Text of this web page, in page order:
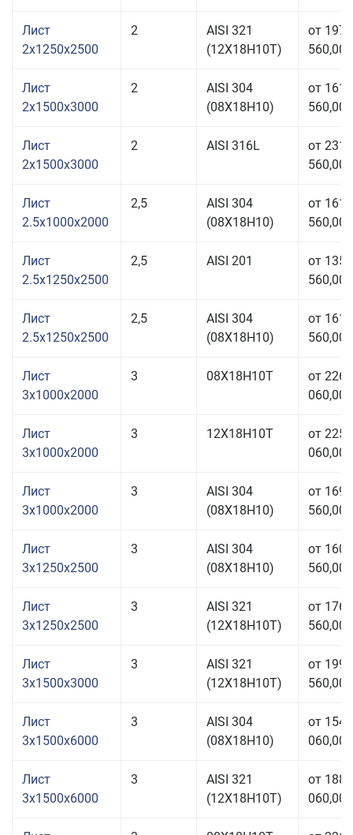
Лист
2x1250x2500
2
AISI 321
(12Х18Н10Т)
от 197
560,00
Лист
2x1500x3000
2
AISI 304
(08Х18Н10)
от 161
560,00
Лист
2x1500x3000
2 AISI 316L
от 231
560,00
Лист
2.5x1000x2000
2,5
AISI 304
(08Х18Н10)
от 161
560,00
Лист
2.5x1250x2500
2,5 AISI 201
от 135
560,00
Лист
2.5x1250x2500
2,5
AISI 304
(08Х18Н10)
от 161
560,00
Лист
3x1000x2000
3 08Х18Н10Т
от 226
060,00
Лист
3x1000x2000
3 12Х18Н10Т
от 225
060,00
Лист
3x1000x2000
3
AISI 304
(08Х18Н10)
от 169
560,00
Лист
3x1250x2500
3
AISI 304
(08Х18Н10)
от 160
560,00
Лист
3x1250x2500
3
AISI 321
(12Х18Н10Т)
от 176
560,00
Лист
3x1500x3000
3
AISI 321
(12Х18Н10Т)
от 199
560,00
Лист
3x1500x6000
3
AISI 304
(08Х18Н10)
от 154
060,00
Лист
3x1500x6000
3
AISI 321
(12Х18Н10Т)
от 188
060,00